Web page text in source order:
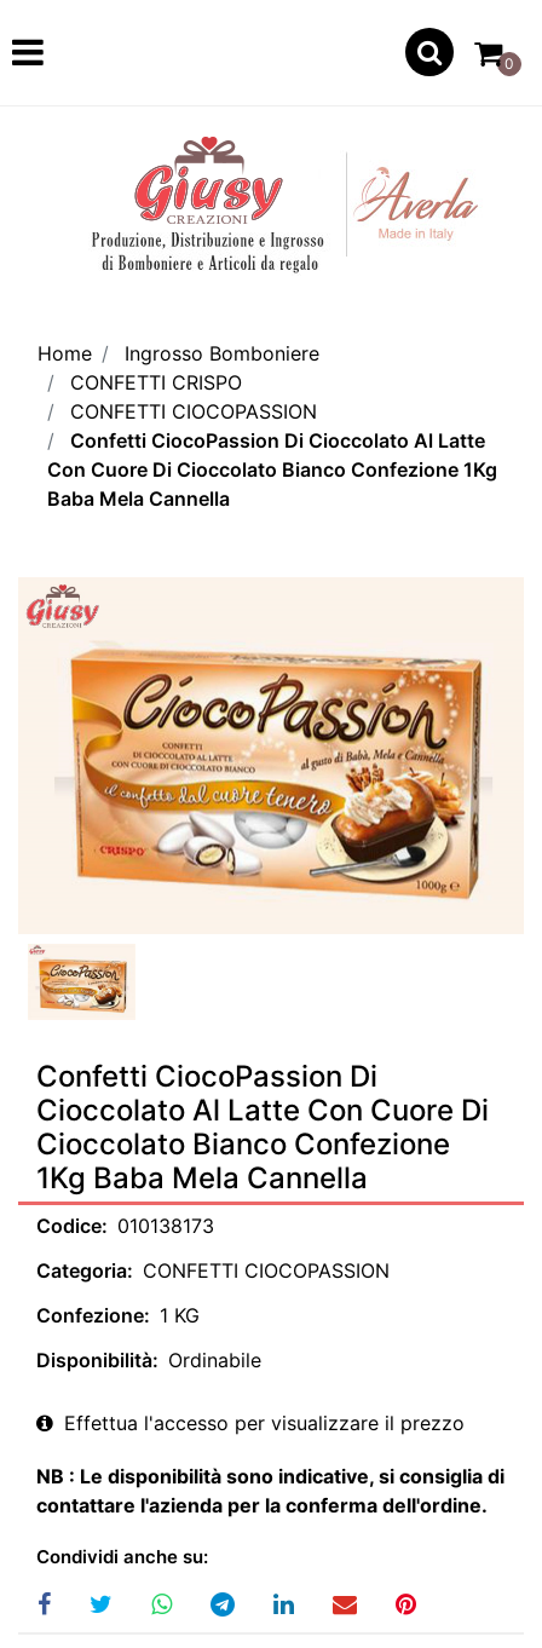
Open
0
Home
Ingrosso Bomboniere
CONFETTI CRISPO
CONFETTI CIOCOPASSION
Confetti CiocoPassion Di Cioccolato Al Latte
Con Cuore Di Cioccolato Bianco Confezione 1Kg
Baba Mela Cannella
Confetti CiocoPassion Di
Cioccolato Al Latte Con Cuore Di
Cioccolato Bianco Confezione
1Kg Baba Mela Cannella
Codice: 010138173
Categoria: CONFETTI CIOCOPASSION
Confezione: 1 KG
Disponibilità: Ordinabile
Effettua l'accesso per visualizzare il prezzo
NB : Le disponibilità sono indicative, si consiglia di
contattare l'azienda per la conferma dell'ordine.
Condividi anche su: